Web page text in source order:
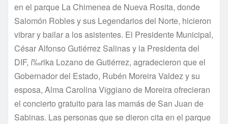
en el parque La Chimenea de Nueva Rosita, donde
Salomón Robles y sus Legendarios del Norte, hicieron
vibrar y bailar a los asistentes. El Presidente Municipal,
César Alfonso Gutiérrez Salinas y la Presidenta del
DIF, í‰rika Lozano de Gutiérrez, agradecieron que el
Gobernador del Estado, Rubén Moreira Valdez y su
esposa, Alma Carolina Viggiano de Moreira ofrecieran
el concierto gratuito para las mamás de San Juan de
Sabinas. Las personas que se dieron cita en el parque